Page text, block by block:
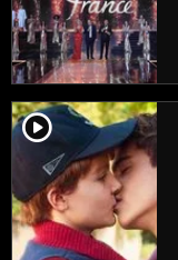
player2